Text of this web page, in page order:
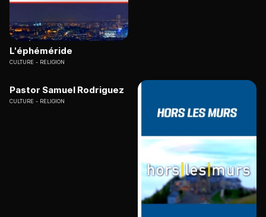
L'éphéméride
CULTURE RELIGION
Pastor Samuel Rodriguez
CULTURE RELIGION